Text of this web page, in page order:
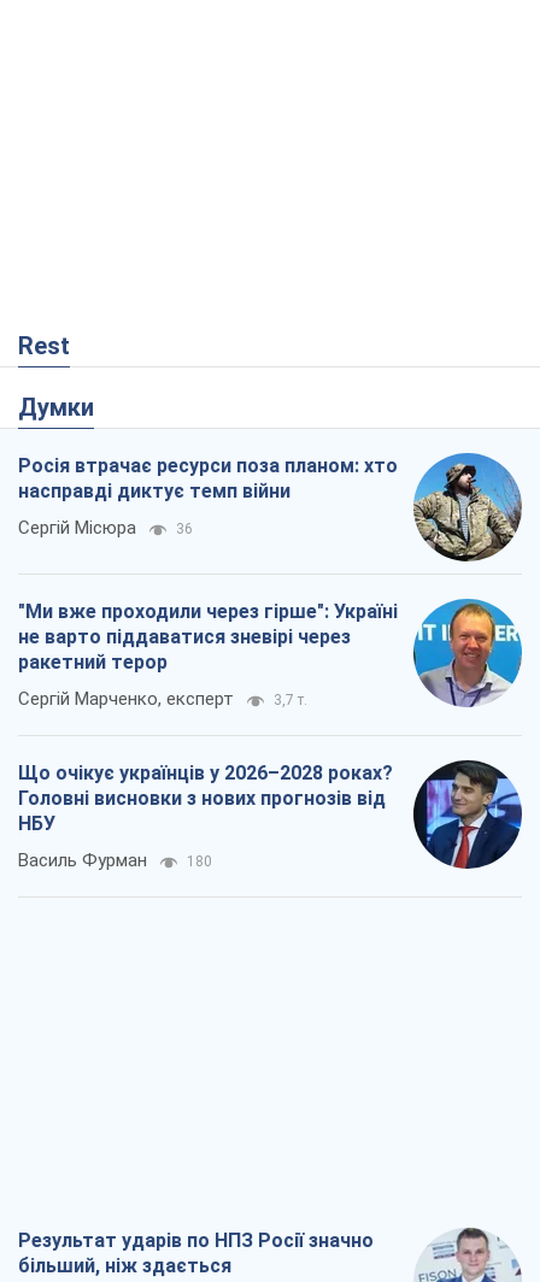
Rest
Думки
Росія втрачає ресурси поза планом: хто
насправді диктує темп війни
Сергій Місюра 36
"Ми вже проходили через гірше": Україні
не варто піддаватися зневірі через
ракетний терор
Сергій Марченко, експерт 3,7 т.
Що очікує українців у 2026–2028 роках?
Головні висновки з нових прогнозів від
НБУ
Василь Фурман 180
Результат ударів по НПЗ Росії значно
більший, ніж здається